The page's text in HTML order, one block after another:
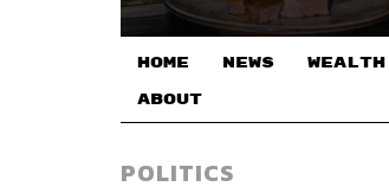
HOME NEWS WEALTH
ABOUT
POLITICS